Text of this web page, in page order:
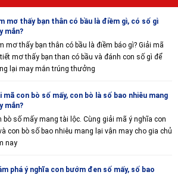
mơ thấy bạn thân có bầu là điềm gì, có số gì
mắn?
mơ thấy bạn thân có bầu là điềm báo gì? Giải mã
mơ thấy bạn than có bầu và đánh con số gì để
lại may mắn trúng thưởng
mã con bò số mấy, con bò là số bao nhiêu mang
mắn?
bò số mấy mang tài lộc. Cùng giải mã ý nghĩa con
con bò số bao nhiêu mang lại vận may cho gia chủ
nay
phá ý nghĩa con bướm đen số mấy, số bao